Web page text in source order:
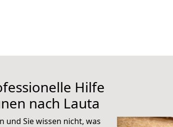
Hilfe
nach Lauta
und Sie wissen nicht, was